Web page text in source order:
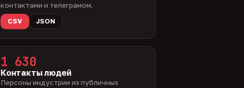
контактами и телеграмом.
CSV
JSON
1 630
Контакты людей
Персоны индустрии из публичных